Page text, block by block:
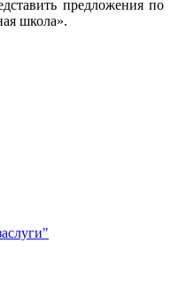
предложения по
школа».